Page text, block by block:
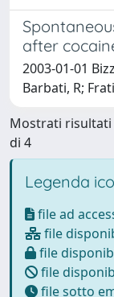
after
2003-01-01
Barbati, R;
Mostrati risultati
di 4
Legenda
file ad
file
file
file
file sotto